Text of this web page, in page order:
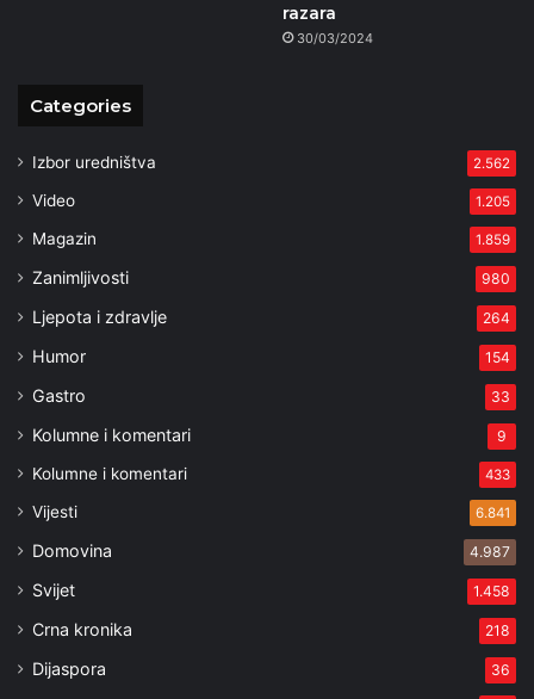
razara
30/03/2024
Categories
Izbor uredništva 2.562
Video 1.205
Magazin 1.859
Zanimljivosti 980
Ljepota i zdravlje 264
Humor 154
Gastro 33
Kolumne i komentari 9
Kolumne i komentari 433
Vijesti 6.841
Domovina 4.987
Svijet 1.458
Crna kronika 218
Dijaspora 36